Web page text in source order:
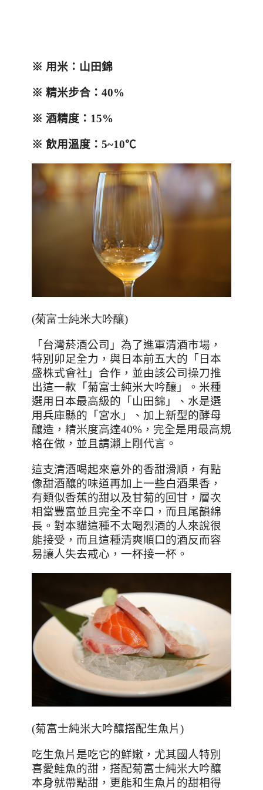
※ 用米：山田錦
※ 精米步合 ： 40%
※ 酒精度： 15%
※ 飲用溫度： 5~10℃
(菊富士純米大吟釀)
「台灣菸酒公司」為了進軍清酒市場，
特別卯足全力，與日本前五大的「日本
盛株式會社」合作，並由該公司操刀推
出這一款「菊富士純米大吟釀」。米種
選用日本最高級的「山田錦」、水是選
用兵庫縣的「宮水」、加上新型的酵母
釀造，精米度高達40% ，完全是用最高規
格在做，並且請瀨上剛代言。
這支清酒喝起來意外的香甜滑順，有點
像甜酒釀的味道再加上一些白酒果香，
有類似香蕉的甜以及甘菊的回甘，層次
相當豐富並且完全不辛口，而且尾韻綿
長。對本貓這種不太喝烈酒的人來說很
能接受，而且這種清爽順口的酒反而容
易讓人失去戒心，一杯接一杯。
(菊富士純米大吟釀搭配生魚片)
吃生魚片是吃它的鮮嫩，尤其國人特別
喜愛鮭魚的甜，搭配菊富士純米大吟釀
本身就帶點甜，更能和生魚片的甜相得